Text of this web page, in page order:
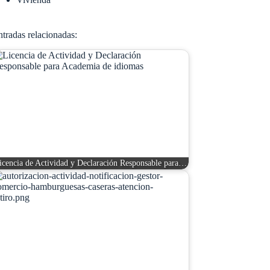
relacionadas:
de Actividad y Declaración Responsable para…